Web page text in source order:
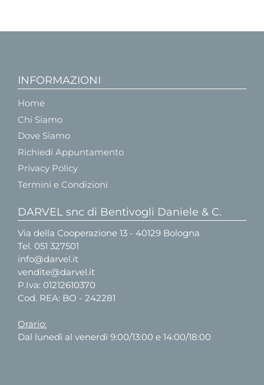
INFORMAZIONI
Home
Chi Siamo
Dove Siamo
Richiedi Appuntamento
Privacy Policy
Termini e Condizioni
DARVEL snc di Bentivogli Daniele & C.
Via della Cooperazione 13 - 40129 Bologna
Tel. 051 327501
info@darvel.it
vendite@darvel.it
P.Iva: 01212610370
Cod. REA: BO - 242281
Orario:
Dal lunedì al venerdì 9:00/13:00 e 14:00/18:00